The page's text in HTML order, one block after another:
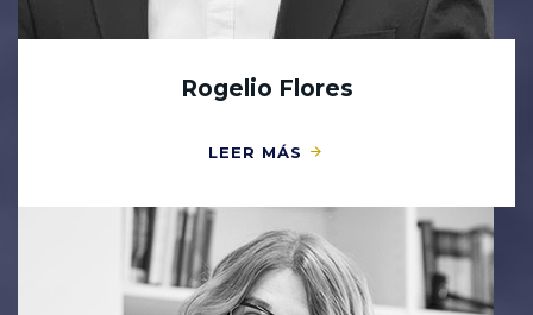
Rogelio Flores
LEER MÁS